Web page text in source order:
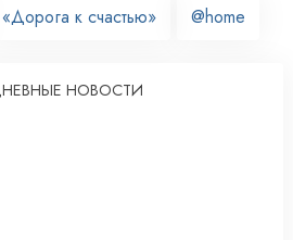
«Дорога к счастью» @home
НОВОСТИ